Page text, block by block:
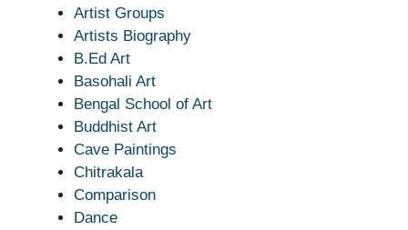
Artist Groups
Artists Biography
B.Ed Art
Basohali Art
Bengal School of Art
Buddhist Art
Cave Paintings
Chitrakala
Comparison
Dance